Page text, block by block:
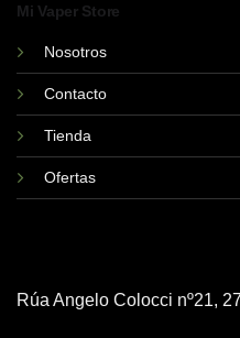
Mi Vaper Store
Nosotros
Contacto
Tienda
Ofertas
Rúa Angelo Colocci nº21,